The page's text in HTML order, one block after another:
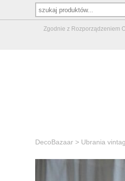
Zgodnie z Rozporządzeniem
DecoBazaar > Ubrania